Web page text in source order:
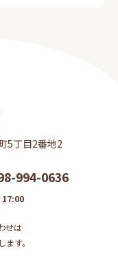
前の同意なく第
ただし、次の各
社は会員情報そ
す。
めに必要である
、会員情報を、
上、サービスの
とができるもの
5丁目2番地2​
994-0636
17:00
せは
す。​